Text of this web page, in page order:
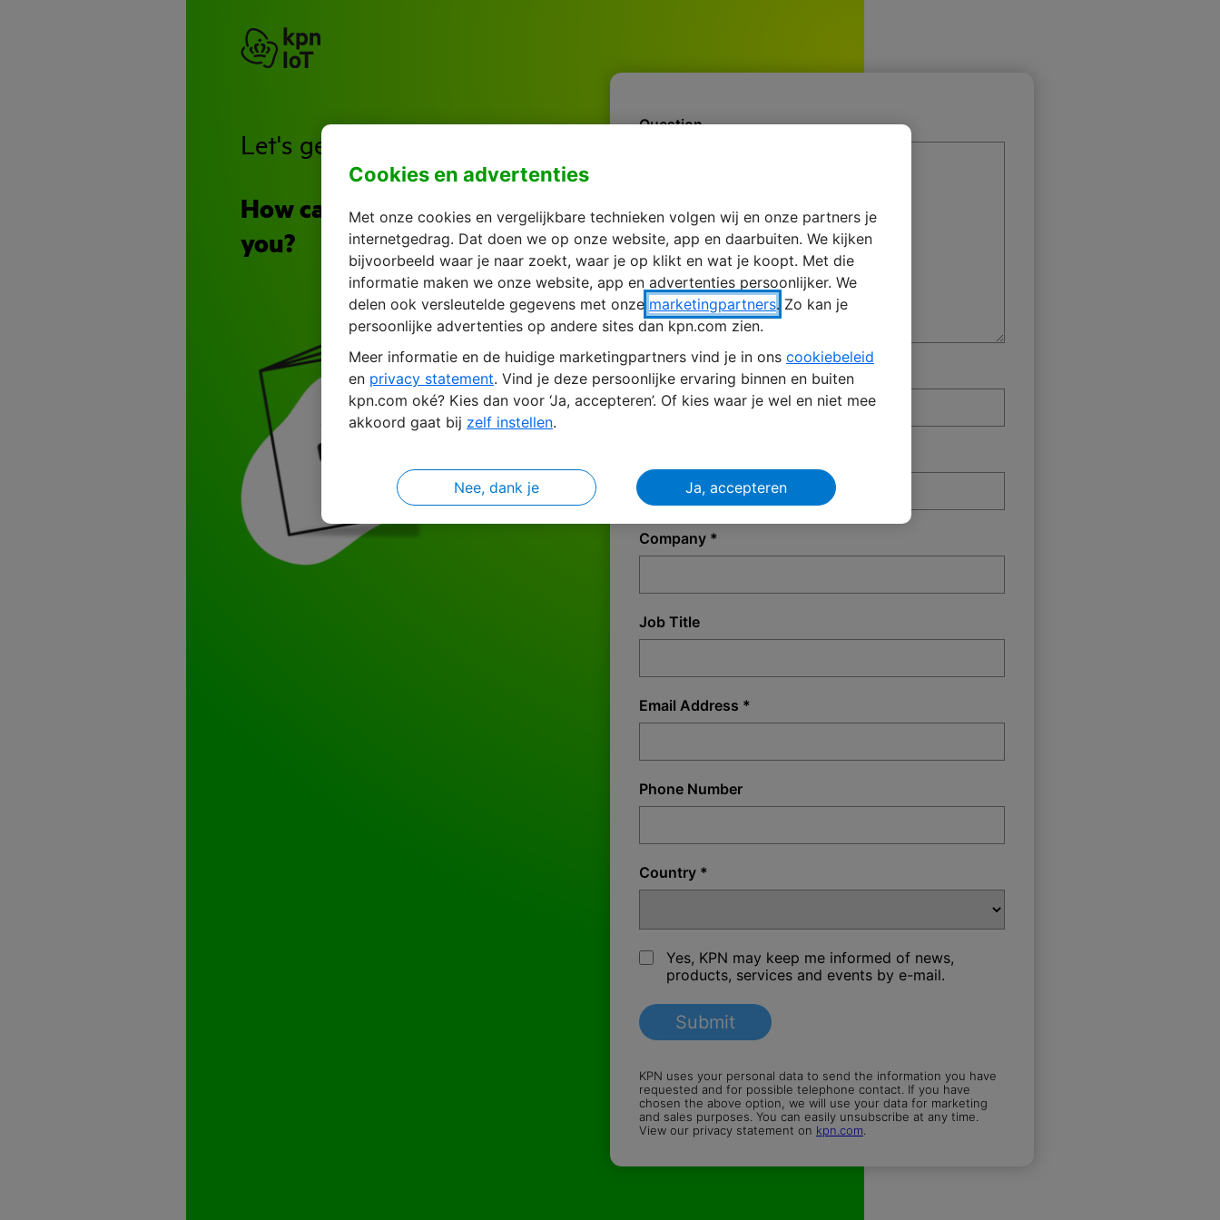
Let's get in touch
How can we help
you?
Question
First Name *
Company *
Job Title
Email Address *
Phone Number
Country *
Yes, KPN may keep me informed of news,
products, services and events by e-mail.
KPN uses your personal data to send the information you have
requested and for possible telephone contact. If you have
chosen the above option, we will use your data for marketing
and sales purposes. You can easily unsubscribe at any time.
View our privacy statement on kpn.com
Cookies en advertenties
Met onze cookies en vergelijkbare technieken volgen wij en onze partners je
internetgedrag. Dat doen we op onze website, app en daarbuiten. We kijken
bijvoorbeeld waar je naar zoekt, waar je op klikt en wat je koopt. Met die
informatie maken we onze website, app en advertenties persoonlijker. We
delen ook versleutelde gegevens met onze marketingpartners. Zo kan je
persoonlijke advertenties op andere sites dan kpn.com zien.
Meer informatie en de huidige marketingpartners vind je in ons cookiebeleid
en privacy statement. Vind je deze persoonlijke ervaring binnen en buiten
kpn.com oké? Kies dan voor ‘Ja, accepteren’. Of kies waar je wel en niet mee
akkoord gaat bij zelf instellen.
Nee, dank je Ja, accepteren